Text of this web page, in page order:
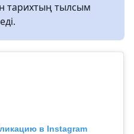
тарихтың тылсым
в Instagram